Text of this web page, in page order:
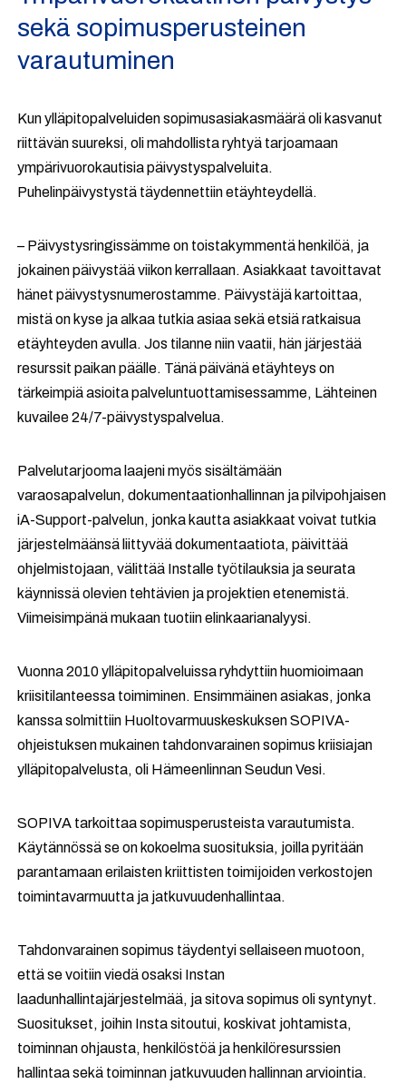
sekä sopimusperusteinen
varautuminen
Kun ylläpitopalveluiden sopimusasiakasmäärä oli kasvanut
riittävän suureksi, oli mahdollista ryhtyä tarjoamaan
ympärivuorokautisia päivystyspalveluita.
Puhelinpäivystystä täydennettiin etäyhteydellä.
– Päivystysringissämme on toistakymmentä henkilöä, ja
jokainen päivystää viikon kerrallaan. Asiakkaat tavoittavat
hänet päivystysnumerostamme. Päivystäjä kartoittaa,
mistä on kyse ja alkaa tutkia asiaa sekä etsiä ratkaisua
etäyhteyden avulla. Jos tilanne niin vaatii, hän järjestää
resurssit paikan päälle. Tänä päivänä etäyhteys on
tärkeimpiä asioita palveluntuottamisessamme, Lähteinen
kuvailee 24/7-päivystyspalvelua.
Palvelutarjooma laajeni myös sisältämään
varaosapalvelun, dokumentaationhallinnan ja pilvipohjaisen
iA-Support-palvelun, jonka kautta asiakkaat voivat tutkia
järjestelmäänsä liittyvää dokumentaatiota, päivittää
ohjelmistojaan, välittää Installe työtilauksia ja seurata
käynnissä olevien tehtävien ja projektien etenemistä.
Viimeisimpänä mukaan tuotiin elinkaarianalyysi.
Vuonna 2010 ylläpitopalveluissa ryhdyttiin huomioimaan
kriisitilanteessa toimiminen. Ensimmäinen asiakas, jonka
kanssa solmittiin Huoltovarmuuskeskuksen SOPIVA-
ohjeistuksen mukainen tahdonvarainen sopimus kriisiajan
ylläpitopalvelusta, oli Hämeenlinnan Seudun Vesi.
SOPIVA tarkoittaa sopimusperusteista varautumista.
Käytännössä se on kokoelma suosituksia, joilla pyritään
parantamaan erilaisten kriittisten toimijoiden verkostojen
toimintavarmuutta ja jatkuvuudenhallintaa.
Tahdonvarainen sopimus täydentyi sellaiseen muotoon,
että se voitiin viedä osaksi Instan
laadunhallintajärjestelmää, ja sitova sopimus oli syntynyt.
Suositukset, joihin Insta sitoutui, koskivat johtamista,
toiminnan ohjausta, henkilöstöä ja henkilöresurssien
hallintaa sekä toiminnan jatkuvuuden hallinnan arviointia.